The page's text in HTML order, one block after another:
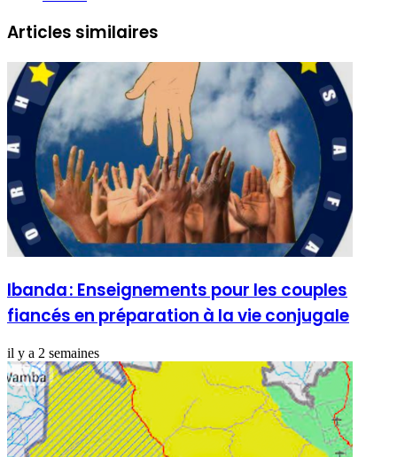
Articles similaires
Ibanda : Enseignements pour les couples
fiancés en préparation à la vie conjugale
il y a 2 semaines